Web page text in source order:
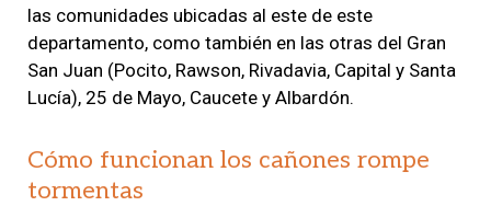
las comunidades ubicadas al este de este
departamento, como también en las otras del Gran
San Juan (Pocito, Rawson, Rivadavia, Capital y Santa
Lucía), 25 de Mayo, Caucete y Albardón.
Cómo funcionan los cañones rompe
tormentas